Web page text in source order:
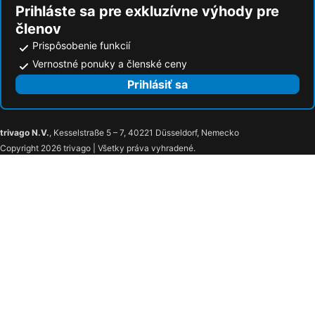
Prihláste sa pre exkluzívne výhody pre
členov
Prispôsobenie funkcií
Vernostné ponuky a členské ceny
Prihlásiť sa
trivago N.V., Kesselstraße 5 – 7, 40221 Düsseldorf, Nemecko
Copyright 2026 trivago | Všetky práva vyhradené.